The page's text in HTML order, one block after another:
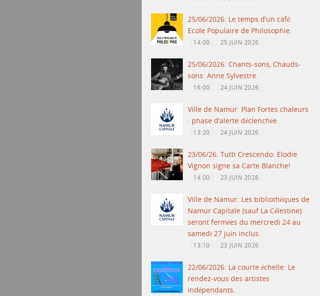
25/06/2026: Le temps d’un café:
Ecole Populaire de Philosophie.
14:00 25 JUIN 2026
25/06/2026: Chants-sons, Chauds-
sons: Anne Sylvestre.
16:00 24 JUIN 2026
Ville de Namur: Plan Fortes chaleurs
: phase d’alerte déclenchée.
13:20 24 JUIN 2026
23/06/26: Tutti Crescendo: Elodie
Vignon signe sa Carte Blanche!
14:00 23 JUIN 2026
Ville de Namur: Les bibliothèques de
Namur Capitale (sauf La Célestine)
seront fermées du mercredi 24 au
samedi 27 juin inclus.
13:10 23 JUIN 2026
22/06/2026: La courte échelle: Le
rendez-vous des artistes
indépendants.